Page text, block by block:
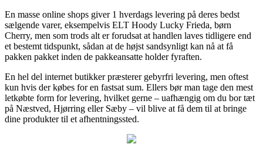
En masse online shops giver 1 hverdags levering på deres bedst
sælgende varer, eksempelvis ELT Hoody Lucky Frieda, børn
Cherry, men som trods alt er forudsat at handlen laves tidligere end
et bestemt tidspunkt, sådan at de højst sandsynligt kan nå at få
pakken pakket inden de pakkeansatte holder fyraften.
En hel del internet butikker præsterer gebyrfri levering, men oftest
kun hvis der købes for en fastsat sum. Ellers bør man tage den mest
letkøbte form for levering, hvilket gerne – uafhængig om du bor tæt
på Næstved, Hjørring eller Sæby – vil blive at få dem til at bringe
dine produkter til et afhentningssted.